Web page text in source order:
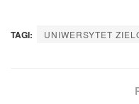
TAGI: UNIWERSYTET